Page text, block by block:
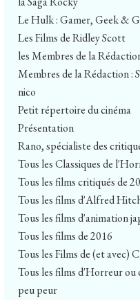
Le Hulk : Gamer, Geek &
Les Films de Ridley Scott
les Membres de la
Membres de la Rédaction :
nico
Petit répertoire du cinéma
Présentation
Rano, spécialiste des
Tous les Classiques de
Tous les films critiqués de
Tous les films d'Alfred
Tous les films d'animation
Tous les films de 2016
Tous les Films de (et avec)
Tous les films d'Horreur ou
peu peur